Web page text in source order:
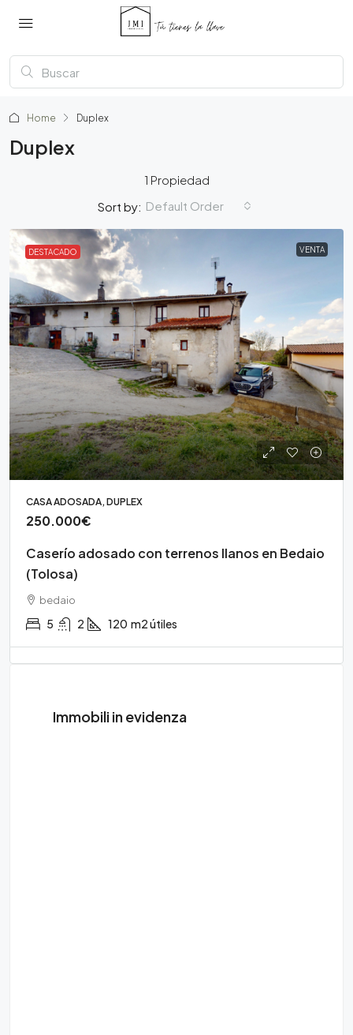
Home Duplex
Duplex
1 Propiedad
Sort by: Default Order
DESTACADO VENTA
CASA ADOSADA, DUPLEX
250.000€
Caserío adosado con terrenos llanos en Bedaio
(Tolosa)
bedaio
5 2 120 m2 útiles
Immobili in evidenza